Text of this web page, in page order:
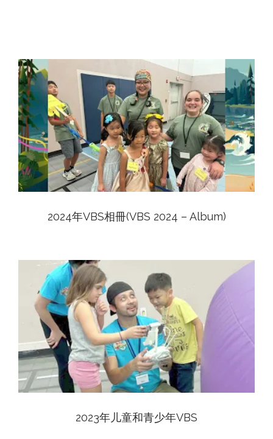
2024年VBS相冊(VBS 2024 – Album)
View
2023年儿童和青少年VBS
View